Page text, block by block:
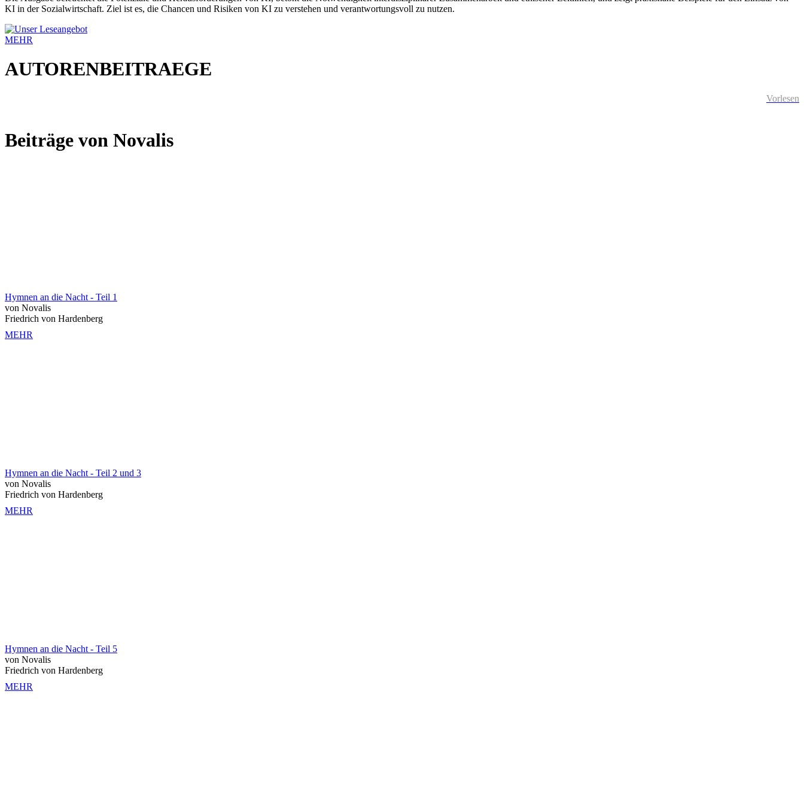
KI in der Sozialwirtschaft. Ziel ist es, die Chancen und Risiken von KI zu verstehen und verantwortungsvoll zu nutzen.
MEHR
AUTORENBEITRAEGE
Vorlesen
Beiträge von Novalis
Hymnen an die Nacht - Teil 1
von Novalis
Friedrich von Hardenberg
MEHR
Hymnen an die Nacht - Teil 2 und 3
von Novalis
Friedrich von Hardenberg
MEHR
Hymnen an die Nacht - Teil 5
von Novalis
Friedrich von Hardenberg
MEHR